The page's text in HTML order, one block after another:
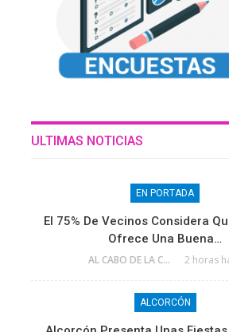
ULTIMAS NOTICIAS
EN PORTADA
El 75% De Vecinos Considera
Ofrece Una Buena…
AL CABO DE LA CALLE 2 horas
ALCORCÓN